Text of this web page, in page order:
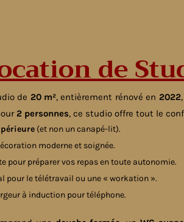
de
de 20 m², entièrement rénové en 2022
2 personnes, ce studio offre tout le
(et non un canapé-lit).
moderne et soignée.
pour préparer vos repas en toute autonomie.
pour le télétravail ou une « workation ».
à induction pour téléphone.